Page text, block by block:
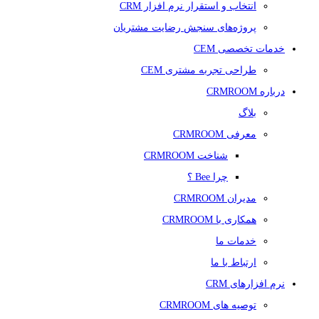
انتخاب و استقرار نرم افزار CRM
پروژه‌های سنجش رضایت مشتریان
خدمات تخصصی CEM
طراحی تجربه مشتری CEM
درباره CRMROOM
بلاگ
معرفی CRMROOM
شناخت CRMROOM
چرا Bee ؟
مدیران CRMROOM
همکاری با CRMROOM
خدمات ما
ارتباط با ما
نرم افزارهای CRM
توصیه های CRMROOM